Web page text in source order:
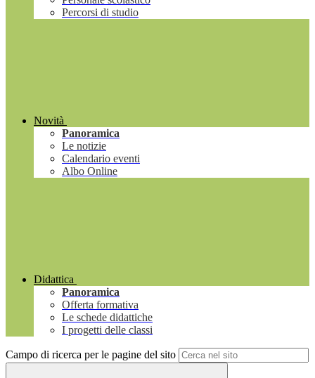
Percorsi di studio
Novità
Panoramica
Le notizie
Calendario eventi
Albo Online
Didattica
Panoramica
Offerta formativa
Le schede didattiche
I progetti delle classi
Campo di ricerca per le pagine del sito